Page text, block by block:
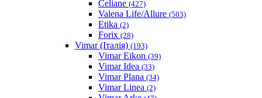
Celiane (427)
Valena Life/Allure (503)
Etika (2)
Forix (28)
Vimar (Італія) (193)
Vimar Eikon (39)
Vimar Idea (33)
Vimar Plana (34)
Vimar Linea (2)